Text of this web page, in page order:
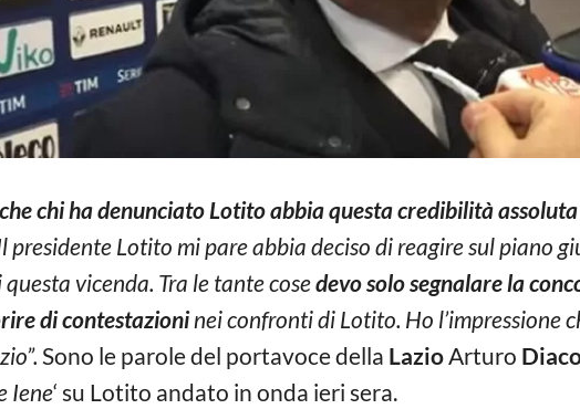
chi ha denunciato Lotito abbia questa credibilitàassoluta
presidente Lotito mi pare abbia deciso di reagire sul piano
vicenda. Tra le tante cosedevo solo segnalare la
di contestazioninei confronti di Lotito. Ho l’impressione
Sono le parole del portavoce della LazioArturo
Iene‘ su Lotito andato in onda ieri sera.